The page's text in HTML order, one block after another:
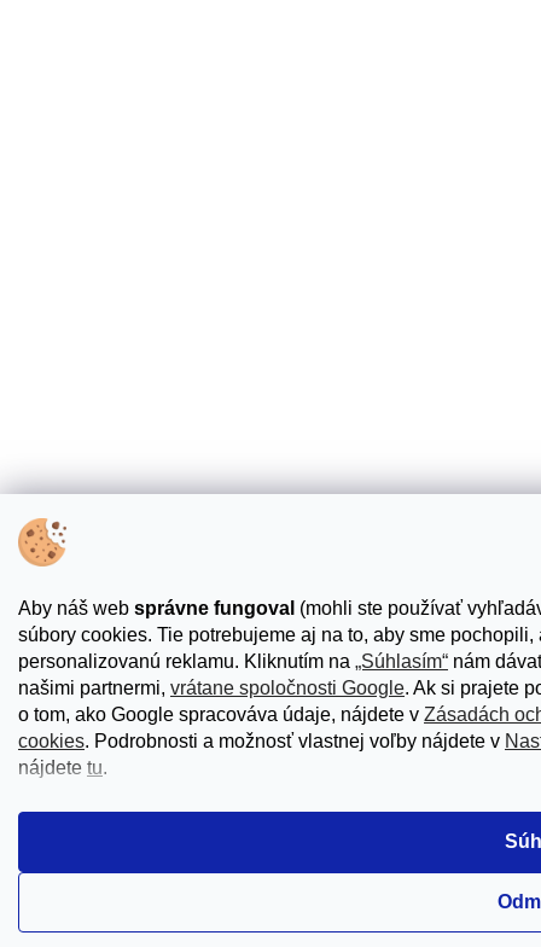
Aby náš web správne fungoval (mohli ste používať
súbory cookies. Tie potrebujeme aj na to, aby sme
personalizovanú reklamu. Kliknutím na „Súhlasím“ nám
našimi partnermi, vrátane spoločnosti Google. Ak si prajete
o tom, ako Google spracováva údaje, nájdete v Zásadách
cookies. Podrobnosti a možnosť vlastnej voľby nájdete v
nájdete tu.